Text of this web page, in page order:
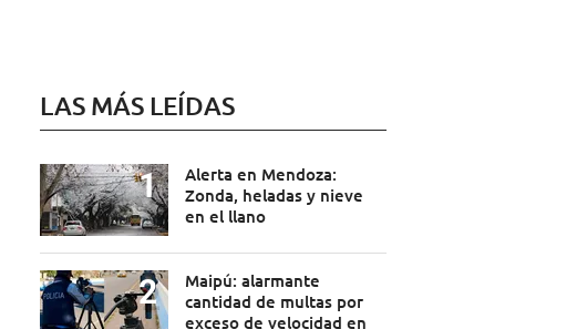
LAS MÁS LEÍDAS
Alerta en Mendoza:
Zonda, heladas y nieve
en el llano
Maipú: alarmante
cantidad de multas por
exceso de velocidad en